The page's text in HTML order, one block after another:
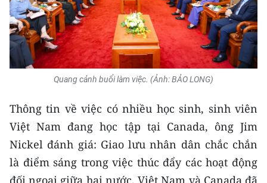
VỀ BÁO NHÂN DÂN
THỜI NAY
NHÂN DÂN CUỐI TUẦN
MUA BÁO
ĐỌC BÁO IN
Quang cảnh buổi làm việc. (Ảnh: BẢO LONG)
Thông tin về việc có nhiều học sinh, sinh viên
Việt Nam đang học tập tại Canada, ông Jim
Nickel đánh giá: Giao lưu nhân dân chắc chắn
là điểm sáng trong việc thúc đẩy các hoạt động
đối ngoại giữa hai nước. Việt Nam và Canada đã